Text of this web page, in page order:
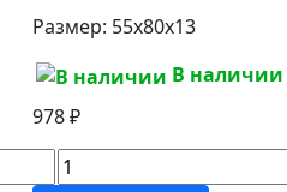
Размер: 55x80x13
В наличии
978 ₽